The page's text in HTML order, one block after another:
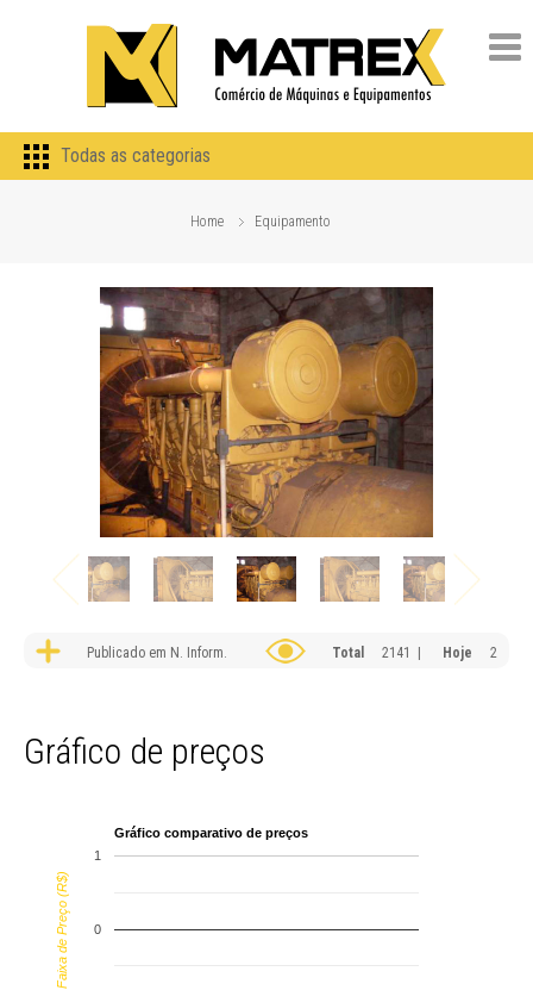
Todas as categorias
Home Equipamento
Publicado em N. Inform. Total 2141 | Hoje 2
Gráfico de preços
Gráfico comparativo de preços
0
1
Faixa de Preço (R$)